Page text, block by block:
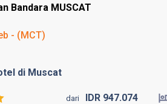
Bandara MUSCAT
- (MCT)
di Muscat
dari IDR 947.074